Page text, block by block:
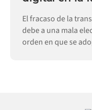
El fracaso de la
debe a una mala
orden en que se